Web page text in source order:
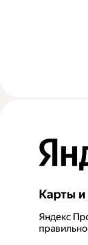
Карты и
Яндекс